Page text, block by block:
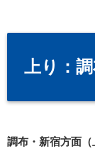
上り：
調布・新宿方面（